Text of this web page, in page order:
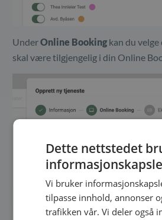
UnderOnline Booking kan du
skal være tilgjengelig i din Online
Dette nettstedet
Vi bruker
tilpasse innhold, annonser
trafikken vår. Vi deler også